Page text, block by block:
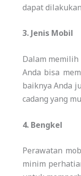
dapat
3.Jenis Mobil
Dalam
Anda bisa
baiknya Anda
cadang yang
4. Bengkel
Perawatan
minim